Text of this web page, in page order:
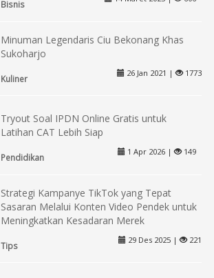
Bisnis
Minuman Legendaris Ciu Bekonang Khas
Sukoharjo
Kuliner
26 Jan 2021 | 1773
Tryout Soal IPDN Online Gratis untuk
Latihan CAT Lebih Siap
Pendidikan
1 Apr 2026 | 149
Strategi Kampanye TikTok yang Tepat
Sasaran Melalui Konten Video Pendek untuk
Meningkatkan Kesadaran Merek
Tips
29 Des 2025 | 221